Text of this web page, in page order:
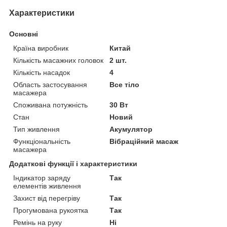
Характеристики
Основні
Країна виробник
Китай
Кількість масажних головок
2 шт.
Кількість насадок
4
Область застосування
масажера
Все тіло
Споживана потужність
30 Вт
Стан
Новий
Тип живлення
Акумулятор
Функціональність
масажера
Вібраційний масаж
Додаткові функції і характеристики
Індикатор заряду
елементів живлення
Так
Захист від перегріву
Так
Прогумована рукоятка
Так
Ремінь на руку
Ні